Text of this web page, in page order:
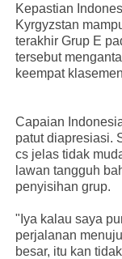
Kepastian
Kyrgyzstan
terakhir Grup E
tersebut
keempat
Capaian
patut diapresiasi.
cs jelas tidak
lawan tangguh
penyisihan grup.
"Iya kalau saya
perjalanan
besar, itu kan